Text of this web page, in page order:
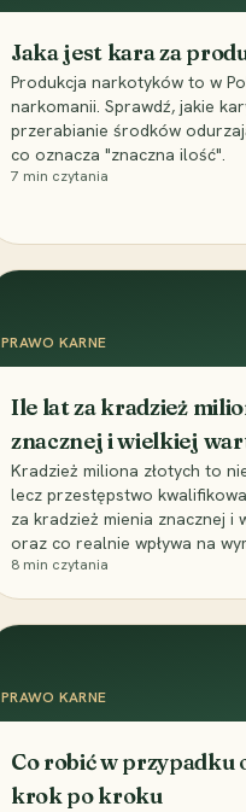
Jaka jest kara za
Produkcja narkotyków to w
narkomanii. Sprawdź, jakie
przerabianie środków
co oznacza "znaczna ilość".
7 min czytania
PRAWO KARNE
Ile lat za kradzież
znacznej i wielkiej
Kradzież miliona złotych to
lecz przestępstwo
za kradzież mienia znacznej
oraz co realnie wpływa na
8 min czytania
PRAWO KARNE
Co robić w
krok po kroku